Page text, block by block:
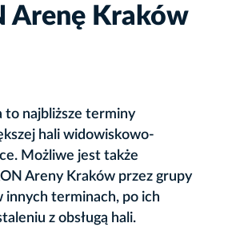
Arenę Kraków
to najbliższe terminy
hali widowiskowo-
Możliwe jest także
Areny Kraków przez grupy
innych terminach, po ich
z obsługą hali.